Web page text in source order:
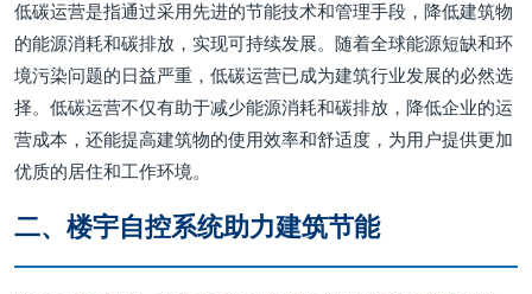
低碳运营是指通过采用先进的节能技术和管理手段，降低建筑物
的能源消耗和碳排放，实现可持续发展。随着全球能源短缺和环
境污染问题的日益严重，低碳运营已成为建筑行业发展的必然选
择。低碳运营不仅有助于减少能源消耗和碳排放，降低企业的运
营成本，还能提高建筑物的使用效率和舒适度，为用户提供更加
优质的居住和工作环境。
二、楼宇自控系统助力建筑节能